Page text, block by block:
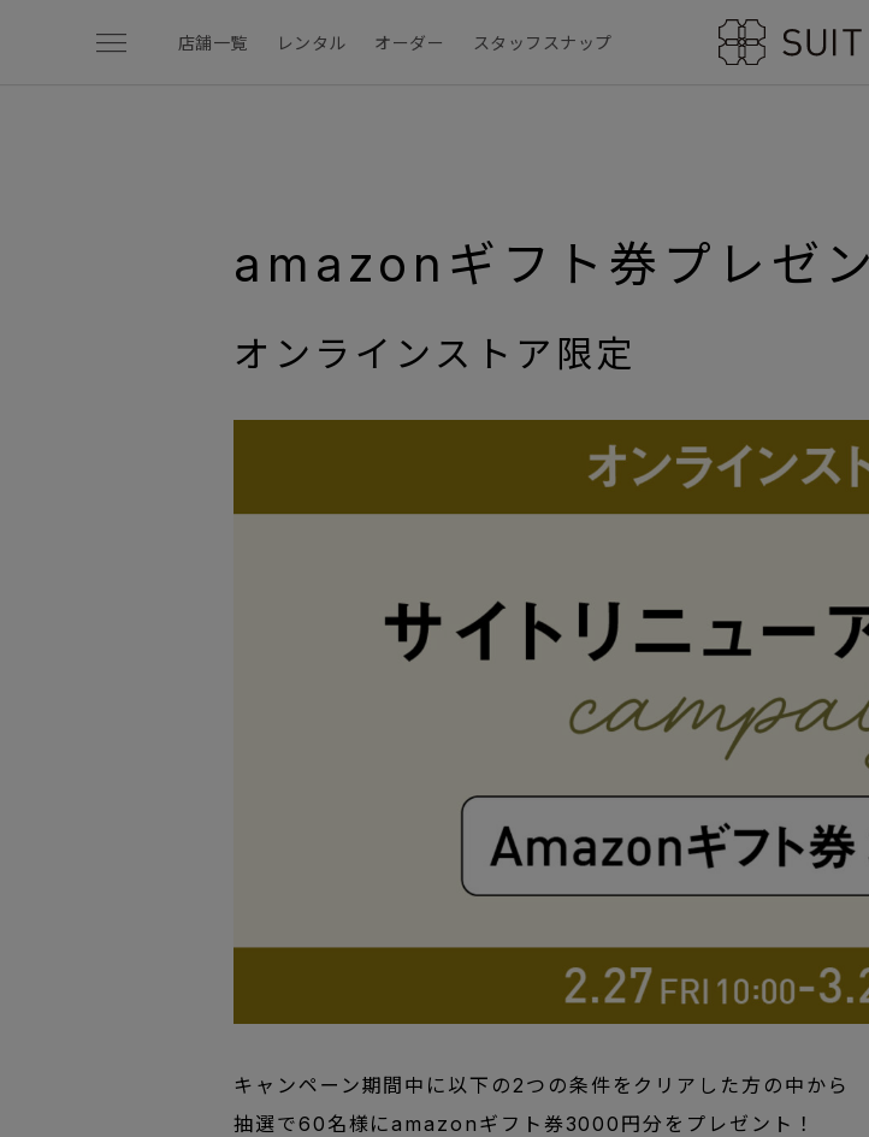
menu 店舗一覧 レンタル オーダー スタッフスナップ
amazonギフト券プレゼ
オンラインストア限定
キャンペーン期間中に以下の2つの条件をクリアした方の中から
抽選で60名様にamazonギフト券3000円分をプレゼント！